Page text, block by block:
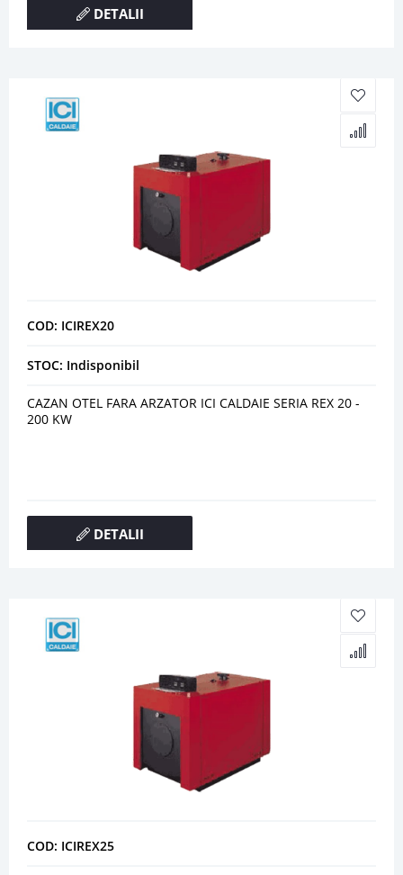
DETALII
COD: ICIREX20
STOC: Indisponibil
CAZAN OTEL FARA ARZATOR ICI CALDAIE SERIA REX 20 -
200 KW
DETALII
COD: ICIREX25